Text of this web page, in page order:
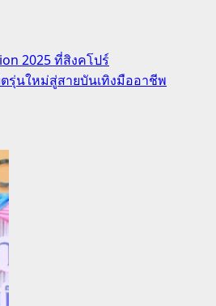
2025 ที่สิงคโปร์
รุ่นใหม่สู่สายบันเทิงมืออาชีพ